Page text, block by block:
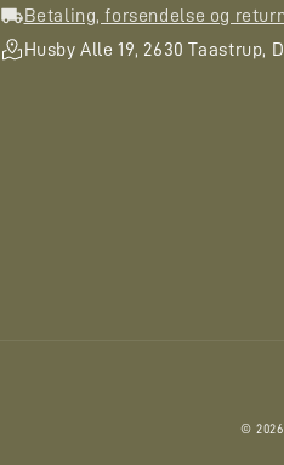
Betaling, forsendelse og
Husby Alle 19, 2630 Taastrup,
© 2026,